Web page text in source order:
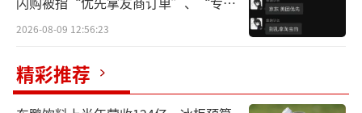
高，特别是城乡居民可自由支配收入的提升。
国居民人均可支配收入43377元，比上年名义增
长5%，扣除价格因素，实际增长5%。分城乡
贵的拿”
2026-08-09 12:56:23
精彩推荐